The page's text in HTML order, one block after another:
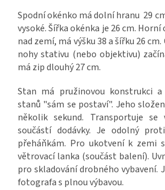
Spodní okénko má dolní hranu 29
vysoké. Šířka okénka je 26 cm.
nad zemí, má výšku 38 a šířku 26
nohy stativu (nebo objektivu)
má zip dlouhý 27 cm.
Stan má pružinovou konstrukci
stanů "sám se postaví". Jeho
několik sekund. Transportuje
součástí dodávky. Je odolný
přeháňkám. Pro ukotvení k zemi
větrovací lanka (součást balení).
pro skladování drobného vybavení.
fotografa s plnou výbavou.